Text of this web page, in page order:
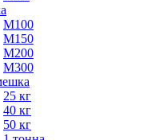
М100
М150
М200
М300
25 кг
40 кг
50 кг